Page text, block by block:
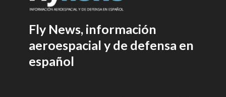
Fly News, información
aeroespacial y de defensa en
español